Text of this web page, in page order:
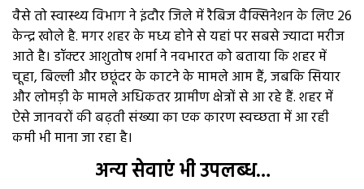
वैसे तो स्वास्थ्य विभाग ने इंदौर जिले में रैबिज वैक्सिनेशन के लिए 26
केन्द्र खोले है. मगर शहर के मध्य होने से यहां पर सबसे ज्यादा मरीज
आते है। डॉक्टर आशुतोष शर्मा ने नवभारत को बताया कि शहर में
चूहा, बिल्ली और छछूंदर के काटने के मामले आम हैं, जबकि सियार
और लोमड़ी के मामले अधिकतर ग्रामीण क्षेत्रों से आ रहे हैं. शहर में
ऐसे जानवरों की बढ़ती संख्या का एक कारण स्वच्छता में आ रही
कमी भी माना जा रहा है।
अन्य सेवाएं भी उपलब्ध…